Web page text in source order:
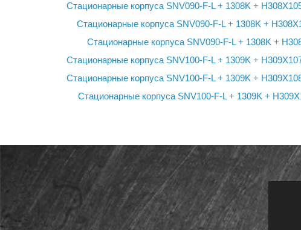
Стационарные корпуса SNV090-F-L + 1308K +
Стационарные корпуса SNV090-F-L + 1308K +
Стационарные корпуса SNV090-F-L + 1308K +
Стационарные корпуса SNV100-F-L + 1309K +
Стационарные корпуса SNV100-F-L + 1309K +
Стационарные корпуса SNV100-F-L + 1309K +